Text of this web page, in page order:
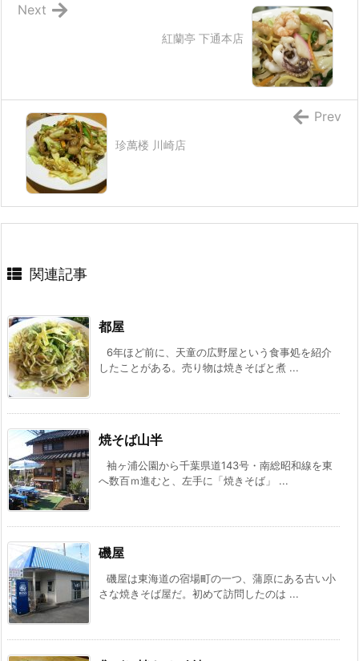
紅蘭亭 下通本店
Next
珍萬楼 川崎店
Prev
関連記事
都屋
6年ほど前に、天童の広野屋という食事処を紹介
したことがある。売り物は焼きそばと煮 ...
焼そば山半
袖ヶ浦公園から千葉県道143号・南総昭和線を東
へ数百ｍ進むと、左手に「焼きそば」 ...
磯屋
磯屋は東海道の宿場町の一つ、蒲原にある古い小
さな焼きそば屋だ。初めて訪問したのは ...